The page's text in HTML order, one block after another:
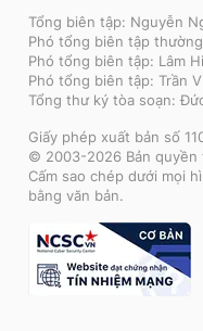
Tổng biên tập: Nguyễn
Phó tổng biên tập
Phó tổng biên tập: Lâm
Phó tổng biên tập: Trần
Tổng thư ký tòa soạn:
Giấy phép xuất bản số
© 2003-2026 Bản quyền
Cấm sao chép dưới mọi
bằng văn bản.